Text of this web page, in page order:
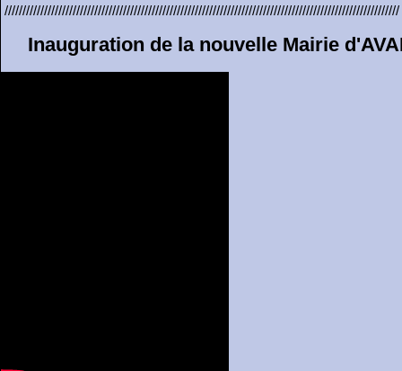
//////////////////////////////////////////////////////////////////////////////////////////////////////////////
Inauguration de la nouvelle Mairie